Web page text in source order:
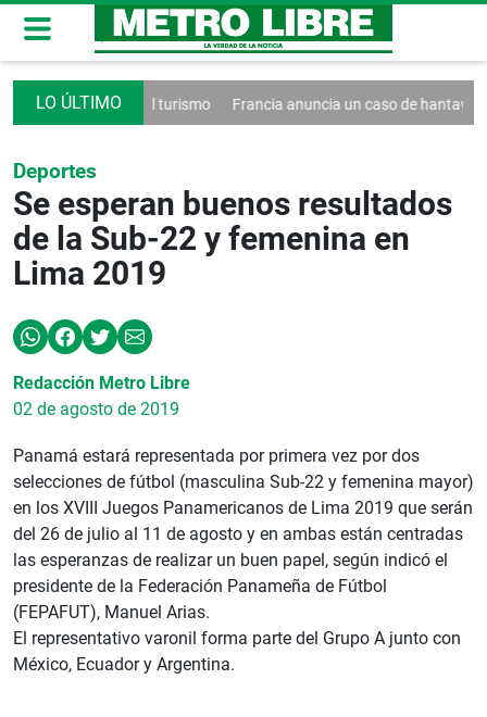
contra el turismo Francia anuncia un caso de hantavirus Andes
Deportes
Se esperan buenos resultados
de la Sub-22 y femenina en
Lima 2019
Redacción Metro Libre
02 de agosto de 2019
Panamá estará representada por primera vez por dos
selecciones de fútbol (masculina Sub-22 y femenina mayor)
en los XVIII Juegos Panamericanos de Lima 2019 que serán
del 26 de julio al 11 de agosto y en ambas están centradas
las esperanzas de realizar un buen papel, según indicó el
presidente de la Federación Panameña de Fútbol
(FEPAFUT), Manuel Arias.
El representativo varonil forma parte del Grupo A junto con
México, Ecuador y Argentina.